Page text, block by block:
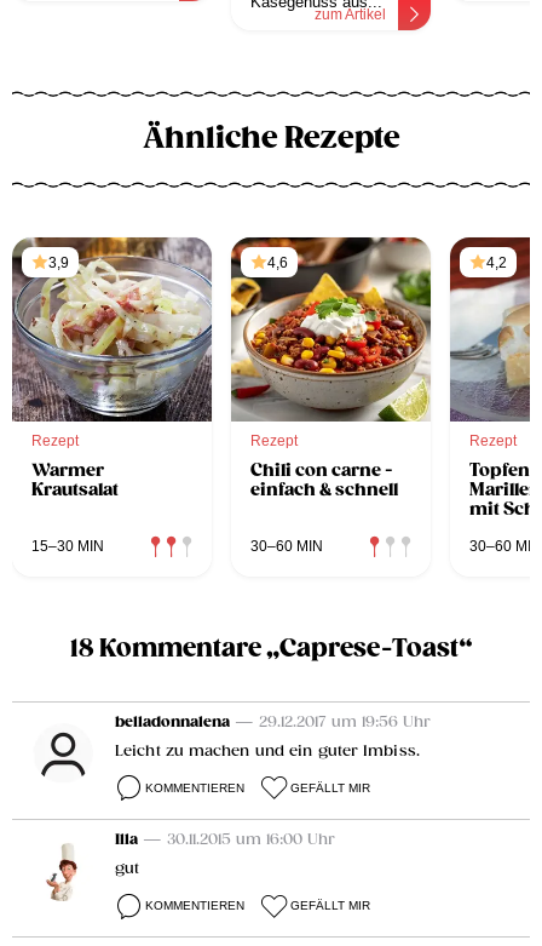
zum Artikel
Ähnliche Rezepte
3,9
Rezept
Warmer
Krautsalat
15–30 MIN
4,6
Rezept
Chili con carne -
einfach & schnell
30–60 MIN
4,2
Rezept
Topfen-
mit
30–60 MIN
18 Kommentare „Caprese-Toast“
belladonnalena — 29.12.2017 um 19:56 Uhr
Leicht zu machen und ein guter Imbiss.
KOMMENTIEREN GEFÄLLT MIR
Illa — 30.11.2015 um 16:00 Uhr
gut
KOMMENTIEREN GEFÄLLT MIR